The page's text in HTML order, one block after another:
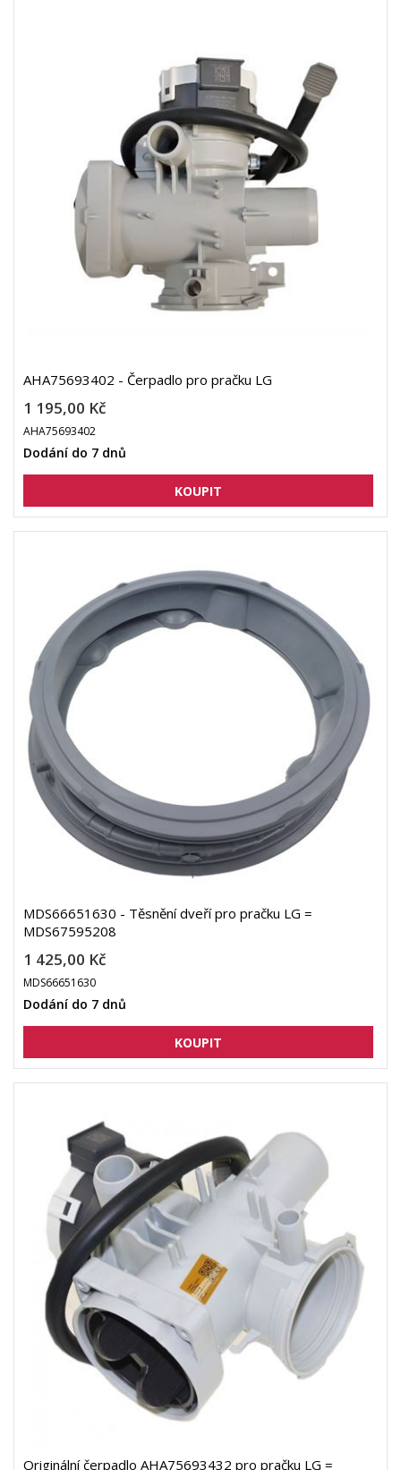
AHA75693402 - Čerpadlo pro pračku LG
1 195,00 Kč
AHA75693402
Dodání do 7 dnů
MDS66651630 - Těsnění dveří pro pračku LG =
MDS67595208
1 425,00 Kč
MDS66651630
Dodání do 7 dnů
Originální čerpadlo AHA75693432 pro pračku LG =